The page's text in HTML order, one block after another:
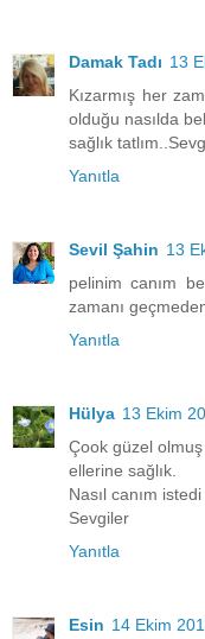
Damak Tadı 13
Kızarmış her
olduğu nasılda
sağlık
Yanıtla
Sevil Şahin 13
pelinim canım
zamanı
Yanıtla
Hülya 13 Ekim
Çook güzel olmuş
ellerine sağlık.
Nasıl canım istedi
Sevgiler
Yanıtla
Esin 14 Ekim